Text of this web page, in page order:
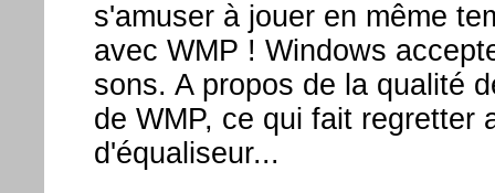
s'amuser à jouer en même
avec WMP ! Windows
sons. A propos de la qualité
de WMP, ce qui fait regretter
d'équaliseur...